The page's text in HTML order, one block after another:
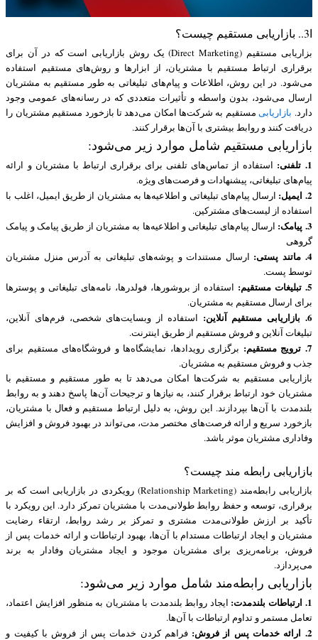
ا3.. بازاریابی مستقیم چیست؟
بزاریابی مستقیم (Direct Marketing) یک روش بازاریابی است که در آن برای
برقراری ارتباط مستقیم با مشتریان، از ابزارها و روش‌های مستقیم استفاده
می‌شود. در این روش، اطلاعات و پیام‌های تبلیغاتی به طور مستقیم به مشتریان
ارسال می‌شود، بدون واسطه و تأثیرات متعددی که در رسانه‌های عمومی وجود
دارد. بازاریابی مستقیم به شرکت‌ها امکان می‌دهد تا بازخورد مستقیم مشتریان را
دریافت کنند و روابط بیشتری با آن‌ها برقرار کنند.
بازاریابی مستقیم شامل موارد زیر می‌شود:
1. تلفنی:
استفاده از تماس‌های تلفنی برای برقراری ارتباط با مشتریان و ارائه
پیام‌های تبلیغاتی، پیشنهادات و فرصت‌های ویژه.
2. ایمیل:
ارسال پیام‌های تبلیغاتی و اطلاعیه‌ها به مشتریان از طریق ایمیل، اغلب با
استفاده از لیست‌های مشترکین.
3. پیامک:
ارسال پیام‌های تبلیغاتی و اطلاعیه‌ها به مشتریان از طریق پیامک و پیامک
گروهی
4. ماتند پستی:
ارسال مستندات و پوشه‌های تبلیغاتی به آدرس منزل مشتریان
توسط پست.
5. تبلیغات مستقیم:
استفاده از بروشورها، فولدرها، نامه‌های تبلیغاتی و پوسترها
برای ارسال مستقیم به مشتریان.
6. بازاریابی مستقیم آنلاین:
استفاده از وبسایت‌های شخصی، فرم‌های آنلاین،
تبلیغات آنلاین و فروش مستقیم از طریق اینترنت.
7. ترویج مستقیم:
برگزاری رویدادها، نمایشگاه‌ها و فروشگاه‌های مستقیم برای
جذب و فروش مستقیم به مشتریان.
بازاریابی مستقیم به شرکت‌ها امکان می‌دهد تا به طور مستقیم و مستقیم با
مشتریان خود ارتباط برقرار کنند، به نیازها و ترجیحات آن‌ها پاسخ دهند و به روابط
بلندمدت با آن‌ها بپردازند. این روش، به دلیل ارتباط مستقیم و فعال با مشتریان،
بازخورد سریع و ارائه فرصت‌های مختصر مدت، می‌تواند در بهبود فروش و افزایش
وفاداری مشتریان موثر باشد.
بازاریابی رابطه مند چیست؟
بازاریابی رابطه‌مند (Relationship Marketing) رویکردی در بازاریابی است که بر
برقراری، توسعه و حفظ روابط طولانی‌مدت با مشتریان تمرکز دارد. این رویکرد با
تأکید بر ارزش طولانی‌مدت مشتری و تمرکز بر رشد روابط، ارتقاء رضایت
مشتریان و ایجاد ارتباطات مستدام با آن‌ها، بهبود ارتباطات و ارائه خدمات پس از
فروش، برنامه‌ریزی برای مشتریان موجود و ایجاد مشتریان وفادار به برند
می‌پردازد.
بازاریابی رابطه‌مند شامل موارد زیر می‌شود:
1. ارتباطات بلندمدت:
ایجاد روابط بلندمدت با مشتریان به منظور افزایش اعتماد،
تعامل مستمر و تداوم ارتباطات با آن‌ها.
2. ارائه خدمات پس از فروش:
فراهم کردن خدمات پس از فروش با کیفیت و